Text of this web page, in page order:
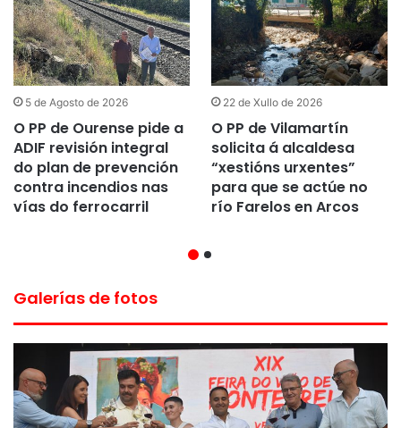
5 de Agosto de 2026
O PP de Ourense pide a
ADIF revisión integral
do plan de prevención
contra incendios nas
vías do ferrocarril
22 de Xullo de 2026
O PP de Vilamartín
solicita á alcaldesa
“xestións urxentes”
para que se actúe no
río Farelos en Arcos
Galerías de fotos